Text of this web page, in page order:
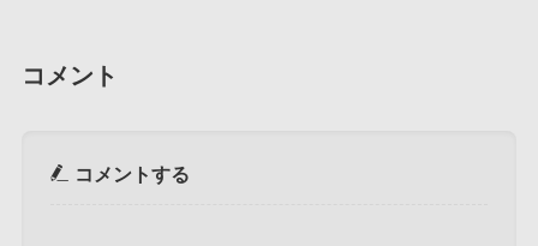
コメント
コメントする